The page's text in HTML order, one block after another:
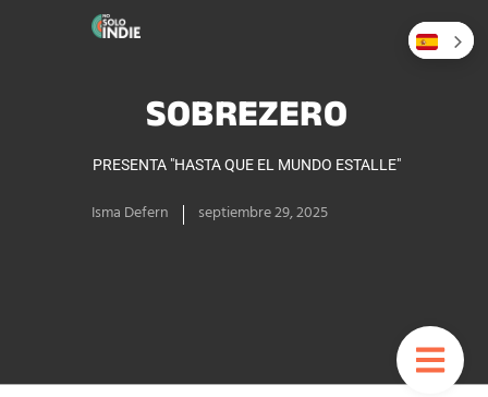
SOBREZERO
PRESENTA "HASTA QUE EL MUNDO ESTALLE"
Isma Defern septiembre 29, 2025